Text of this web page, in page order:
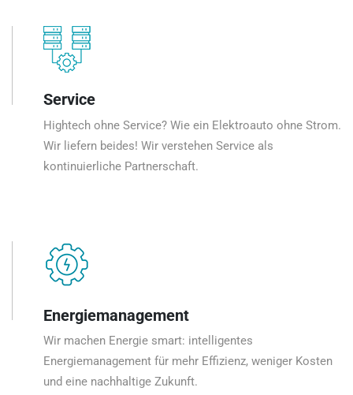
Service
Hightech ohne Service? Wie ein Elektroauto ohne Strom.
Wir liefern beides! Wir verstehen Service als
kontinuierliche Partnerschaft.
Energiemanagement
Wir machen Energie smart: intelligentes
Energiemanagement für mehr Effizienz, weniger Kosten
und eine nachhaltige Zukunft.